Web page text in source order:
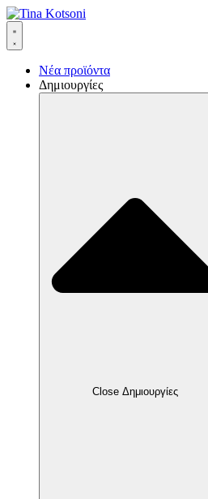
Νέα προϊόντα
Δημιουργίες
Close Δημιουργίες